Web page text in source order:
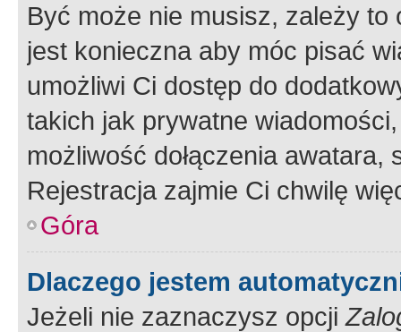
Być może nie musisz, zależy
jest konieczna aby móc pisać
umożliwi Ci dostęp do
takich jak prywatne
możliwość dołączenia
Rejestracja zajmie Ci chwilę
Góra
Dlaczego jestem
Jeżeli nie zaznaczysz opcji